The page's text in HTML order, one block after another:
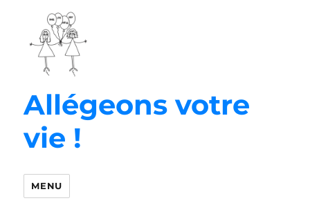
Allégeons votre
vie !
MENU